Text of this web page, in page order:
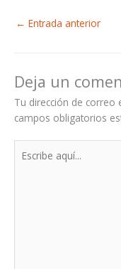
← Entrada anterior
Deja un
Tu dirección de correo
campos obligatorios
aquí...